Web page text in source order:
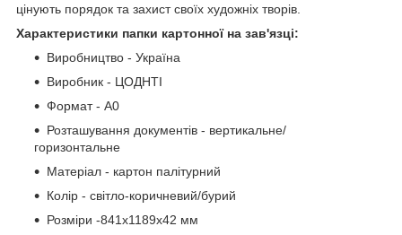
цінують порядок та захист своїх художніх творів.
Характеристики папки картонної на зав'язці:
Виробництво - Україна
Виробник - ЦОДНТІ
Формат - А0
Розташування документів - вертикальне/
горизонтальне
Матеріал - картон палітурний
Колір - світло-коричневий/бурий
Розміри -841x1189x42 мм